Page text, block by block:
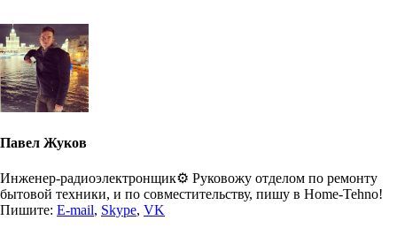
Павел Жуков
Инженер-радиоэлектронщик⚙️ Руковожу отделом по ремонту
бытовой техники, и по совместительству, пишу в Home-Tehno!
Пишите: E-mail, Skype, VK